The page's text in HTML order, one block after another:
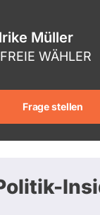
Müller
FREIE WÄHLER
Frage stellen